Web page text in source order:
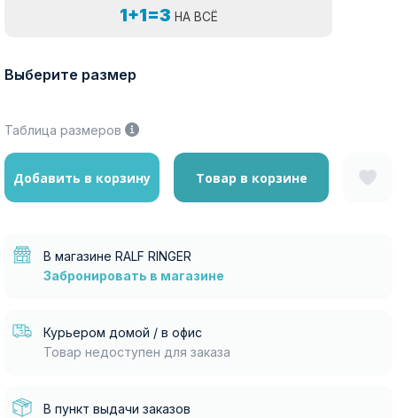
1+1=3 НА ВСЁ
Выберите размер
Таблица размеров
Добавить в корзину Товар в корзине
В магазине RALF RINGER
Забронировать в магазине
Курьером домой / в офис
Товар недоступен для заказа
В пункт выдачи заказов